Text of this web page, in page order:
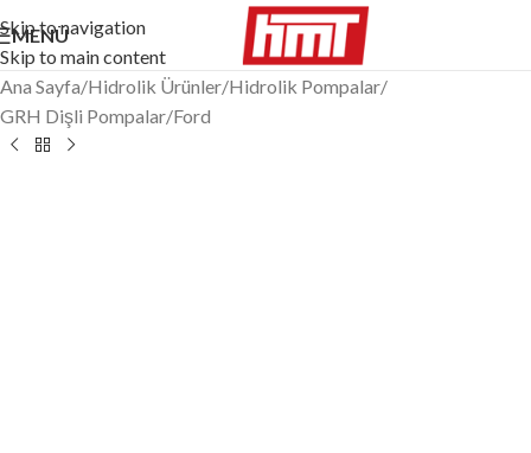
Skip to navigation
Skip to main content
MENÜ
Ana Sayfa/Hidrolik Ürünler/Hidrolik Pompalar/
GRH Dişli Pompalar/Ford